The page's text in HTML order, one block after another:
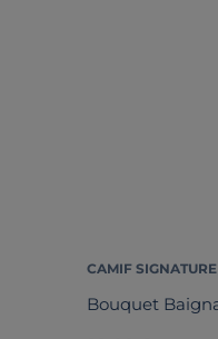
CAMIF SIGNATURE
Bouquet